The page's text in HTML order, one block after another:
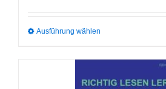
Ausführung wählen
Varianten